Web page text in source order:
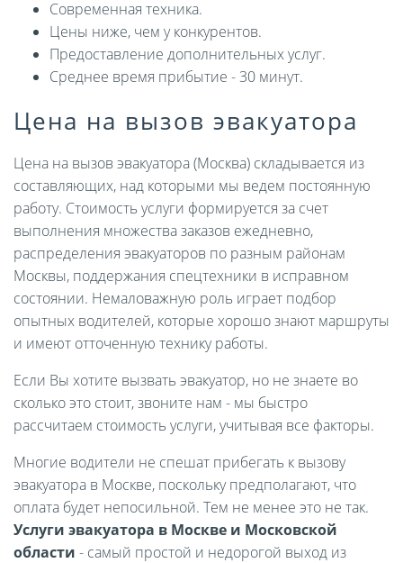
Современная техника.
Цены ниже, чем у конкурентов.
Предоставление дополнительных услуг.
Среднее время прибытие - 30 минут.
Цена на вызов эвакуатора
Цена на вызов эвакуатора (Москва) складывается из
составляющих, над которыми мы ведем постоянную
работу. Стоимость услуги формируется за счет
выполнения множества заказов ежедневно,
распределения эвакуаторов по разным районам
Москвы, поддержания спецтехники в исправном
состоянии. Немаловажную роль играет подбор
опытных водителей, которые хорошо знают маршруты
и имеют отточенную технику работы.
Если Вы хотите вызвать эвакуатор, но не знаете во
сколько это стоит, звоните нам - мы быстро
рассчитаем стоимость услуги, учитывая все факторы.
Многие водители не спешат прибегать к вызову
эвакуатора в Москве, поскольку предполагают, что
оплата будет непосильной. Тем не менее это не так.
Услуги эвакуатора в Москве и Московской
области - самый простой и недорогой выход из